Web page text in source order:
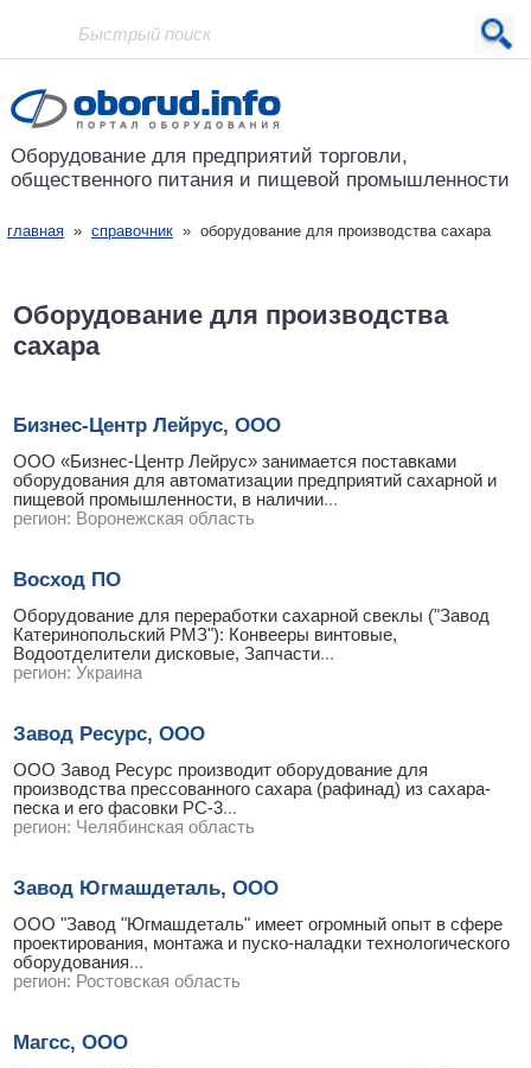
Проект основан в 2001 году
Оборудование для предприятий торговли,
общественного питания и пищевой промышленности
главная » справочник » оборудование для производства сахара
Оборудование для производства
сахара
Бизнес-Центр Лейрус, ООО
ООО «Бизнес-Центр Лейрус» занимается поставками
оборудования для автоматизации предприятий сахарной и
пищевой промышленности, в наличии...
регион: Воронежская область
Восход ПО
Оборудование для переработки сахарной свеклы ("Завод
Катеринопольский РМЗ"): Конвееры винтовые,
Водоотделители дисковые, Запчасти...
регион: Украина
Завод Ресурс, ООО
ООО Завод Ресурс производит оборудование для
производства прессованного сахара (рафинад) из сахара-
песка и его фасовки РС-3...
регион: Челябинская область
Завод Югмашдеталь, ООО
ООО "Завод "Югмашдеталь" имеет огромный опыт в сфере
проектирования, монтажа и пуско-наладки технологического
оборудования...
регион: Ростовская область
Магсс, ООО